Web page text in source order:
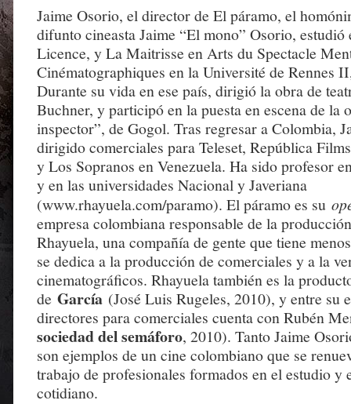
Jaime Osorio, el director de El páramo, el
difunto cineasta Jaime “El mono” Osorio, estudió
Licence, y La Maitrisse en Arts du Spectacle
Cinématographiques en la Université de Rennes
Durante su vida en ese país, dirigió la obra de
Buchner, y participó en la puesta en escena de la
inspector”, de Gogol. Tras regresar a Colombia,
dirigido comerciales para Teleset, República
y Los Sopranos en Venezuela. Ha sido profesor
y en las universidades Nacional y Javeriana
(www.rhayuela.com/paramo). El páramo es su
empresa colombiana responsable de la
Rhayuela, una compañía de gente que tiene
se dedica a la producción de comerciales y a la
cinematográficos. Rhayuela también es la
de García (José Luis Rugeles, 2010), y entre su
directores para comerciales cuenta con Rubén
sociedad del semáforo, 2010). Tanto Jaime
son ejemplos de un cine colombiano que se
trabajo de profesionales formados en el estudio y
cotidiano.